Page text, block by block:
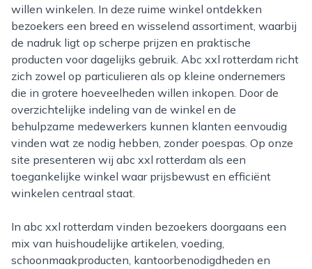
willen winkelen. In deze ruime winkel ontdekken
bezoekers een breed en wisselend assortiment, waarbij
de nadruk ligt op scherpe prijzen en praktische
producten voor dagelijks gebruik. Abc xxl rotterdam richt
zich zowel op particulieren als op kleine ondernemers
die in grotere hoeveelheden willen inkopen. Door de
overzichtelijke indeling van de winkel en de
behulpzame medewerkers kunnen klanten eenvoudig
vinden wat ze nodig hebben, zonder poespas. Op onze
site presenteren wij abc xxl rotterdam als een
toegankelijke winkel waar prijsbewust en efficiënt
winkelen centraal staat.
In abc xxl rotterdam vinden bezoekers doorgaans een
mix van huishoudelijke artikelen, voeding,
schoonmaakproducten, kantoorbenodigdheden en